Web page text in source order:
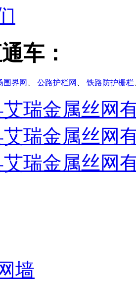
车：
围界网 公路护栏网 铁路防护栅栏
墙